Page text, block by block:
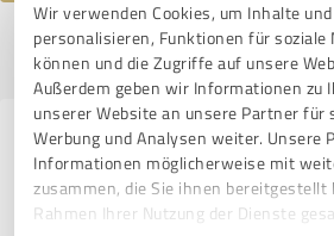
Wir verwenden Cookies, um Inhalte
personalisieren, Funktionen für soziale
können und die Zugriffe auf unsere
Außerdem geben wir Informationen zu
unserer Website an unsere Partner für
Werbung und Analysen weiter. Unsere
Informationen möglicherweise mit
zusammen, die Sie ihnen bereitgestellt
Rahmen Ihrer Nutzung der Dienste
Profil aktiv seit 27.05.2020 |Letzte
melden
Erfahrungen zu
Anbietern aus dem